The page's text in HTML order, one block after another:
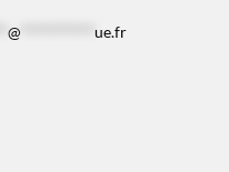
@ ue.fr